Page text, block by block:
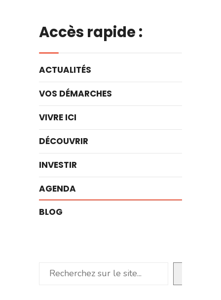
Accès rapide :
ACTUALITÉS
VOS DÉMARCHES
VIVRE ICI
DÉCOUVRIR
INVESTIR
AGENDA
BLOG
Rechercher